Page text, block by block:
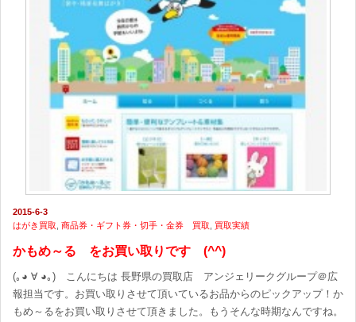
2015-6-3
はがき買取 商品券・ギフト券・切手・金券 買取 買取実績
かもめ～る をお買い取りです (^^)
(｡◕ ∀ ◕｡) こんにちは 長野県の買取店 アンジェリークグループ＠広
報担当です。お買い取りさせて頂いているお品からのピックアップ！か
もめ～るをお買い取りさせて頂きました。もうそんな時期なんですね。